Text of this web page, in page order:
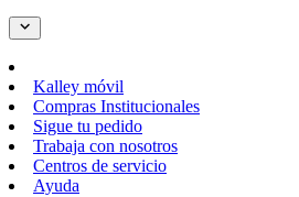
Kalley móvil
Compras Institucionales
Sigue tu pedido
Trabaja con nosotros
Centros de servicio
Ayuda